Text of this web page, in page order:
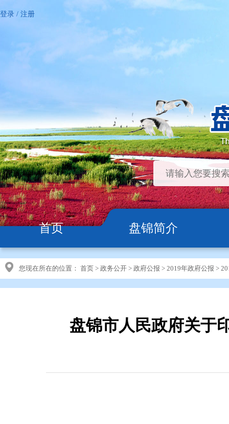
登录 / 注册
首页 盘锦简介
您现在所在的位置： 首页 > 政务公开 > 政府公报 > 2019年政府公报 >
盘锦市人民政府关于